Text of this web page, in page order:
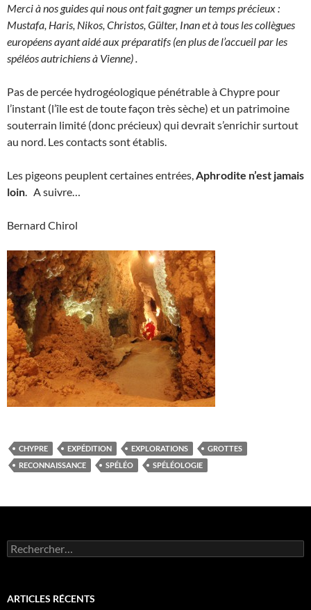
Merci à nos guides qui nous ont fait gagner un temps précieux :
Mustafa, Haris, Nikos, Christos, Gülter, Inan et à tous les collègues
européens ayant aidé aux préparatifs (en plus de l’accueil par les
spéléos autrichiens à Vienne) .
Pas de percée hydrogéologique pénétrable à Chypre pour
l’instant (l’île est de toute façon très sèche) et un patrimoine
souterrain limité (donc précieux) qui devrait s’enrichir surtout
au nord. Les contacts sont établis.
Les pigeons peuplent certaines entrées,Aphrodite n’est jamais
loin. A suivre…
Bernard Chirol
CHYPRE EXPÉDITION EXPLORATIONS
GROTTES
RECONNAISSANCE
SPÉLÉO SPÉLÉOLOGIE
Rechercher :
ARTICLES RÉCENTS